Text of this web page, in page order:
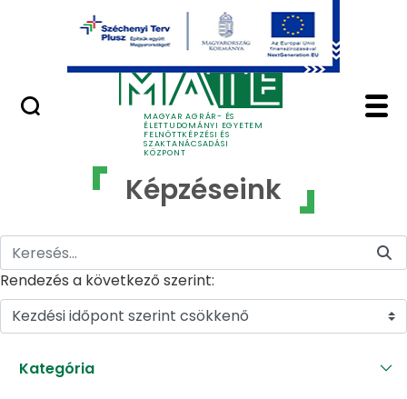
Ugrás a fő tartalomhoz
MAGYAR AGRÁR- ÉS
ÉLETTUDOMÁNYI EGYETEM
FELNŐTTKÉPZÉSI ÉS
SZAKTANÁCSADÁSI
KÖZPONT
Képzéseink - MATE
Képzéseink
Rendezés a következő szerint:
Kezdési időpont szerint csökkenő
Kategória